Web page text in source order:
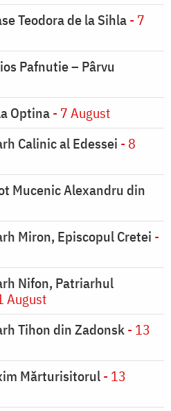
Teodora de la Sihla- 7
Pafnutie – Pârvu
Optina- 7 August
Calinic al Edessei - 8
Mucenic Alexandru din
Miron, Episcopul Cretei -
Nifon, Patriarhul
August
Tihon din Zadonsk- 13
Mărturisitorul- 13